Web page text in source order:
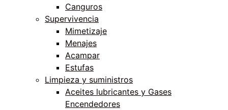
Canguros
Supervivencia
Mimetizaje
Menajes
Acampar
Estufas
Limpieza y suministros
Aceites lubricantes y Gases
Encendedores